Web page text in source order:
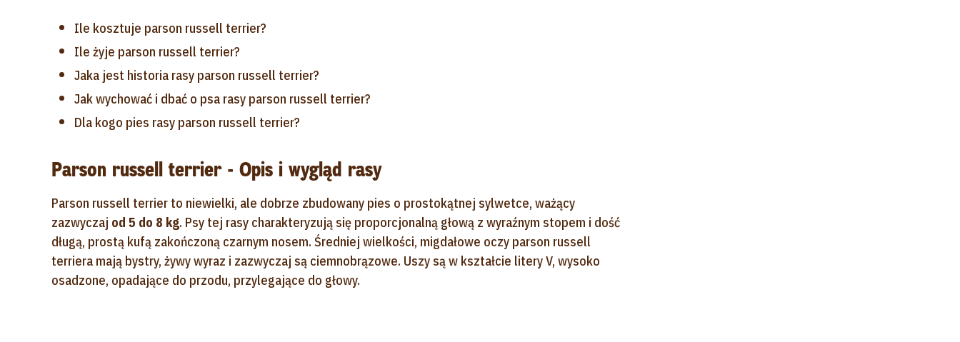
Ile kosztuje parson russell terrier?
Ile żyje parson russell terrier?
Jaka jest historia rasy parson russell terrier?
Jak wychować i dbać o psa rasy parson russell terrier?
Dla kogo pies rasy parson russell terrier?
Parson russell terrier - Opis i wygląd rasy
Parson russell terrier to niewielki, ale dobrze zbudowany pies o prostokątnej sylwetce, ważący
zazwyczaj od 5 do 8 kg. Psy tej rasy charakteryzują się proporcjonalną głową z wyraźnym stopem i dość
długą, prostą kufą zakończoną czarnym nosem. Średniej wielkości, migdałowe oczy parson russell
terriera mają bystry, żywy wyraz i zazwyczaj są ciemnobrązowe. Uszy są w kształcie litery V, wysoko
osadzone, opadające do przodu, przylegające do głowy.